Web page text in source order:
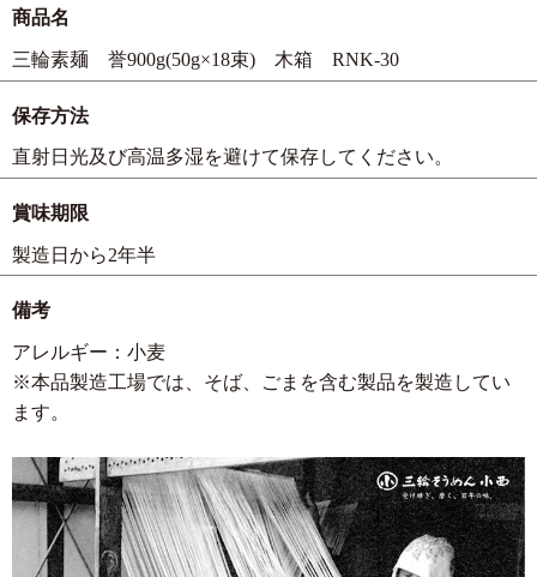
商品名
三輪素麺 誉900g(50g×18束) 木箱 RNK-30
保存方法
直射日光及び高温多湿を避けて保存してください。
賞味期限
製造日から2年半
備考
アレルギー：小麦
※本品製造工場では、そば、ごまを含む製品を製造してい
ます。